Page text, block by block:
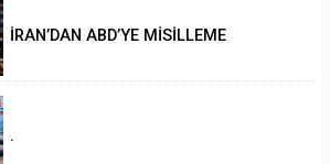
İRAN’DAN ABD’YE MİSİLLEME
.